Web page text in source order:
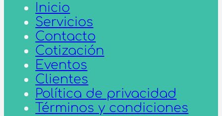
Inicio
Servicios
Contacto
Cotización
Eventos
Clientes
Política de privacidad
Términos y condiciones